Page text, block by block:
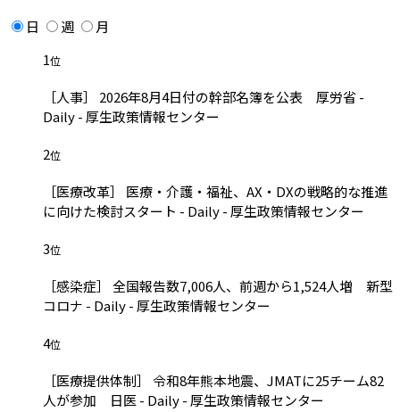
日 週
月
1位
［人事］ 2026年8月4日付の幹部名簿を公表 厚労省 -
Daily - 厚生政策情報センター
2位
［医療改革］ 医療・介護・福祉、AX・DXの戦略的な推進
に向けた検討スタート - Daily - 厚生政策情報センター
3位
［感染症］ 全国報告数7,006人、前週から1,524人増 新型
コロナ - Daily - 厚生政策情報センター
4位
［医療提供体制］ 令和8年熊本地震、JMATに25チーム82
人が参加 日医 - Daily - 厚生政策情報センター